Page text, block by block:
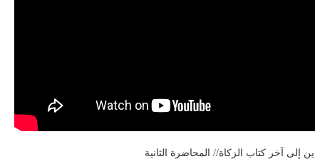
إلى آخر كتاب الزكاة// المحاضرة الثانية